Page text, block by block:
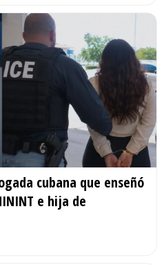
cubana que enseñó
e hija de